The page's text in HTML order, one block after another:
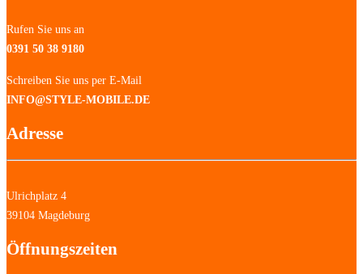
Rufen Sie uns an
0391 50 38 9180
Schreiben Sie uns per E-Mail
INFO@STYLE-MOBILE.DE
Adresse
Ulrichplatz 4
39104 Magdeburg
Öffnungszeiten